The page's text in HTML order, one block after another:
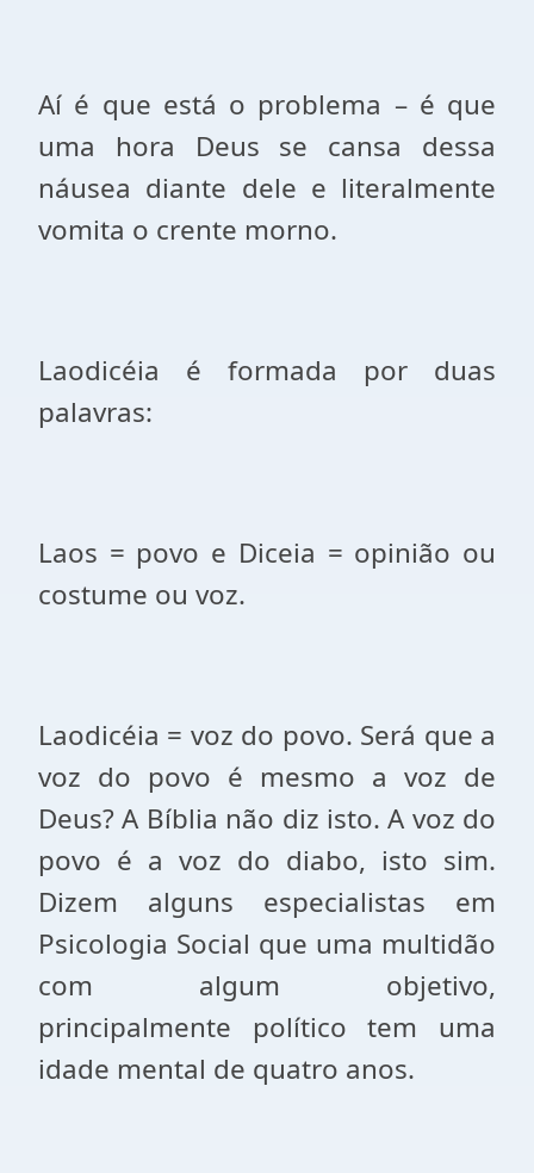
Aí é que está o problema – é que
uma hora Deus se cansa dessa
náusea diante dele e literalmente
vomita o crente morno.
Laodicéia é formada por duas
palavras:
Laos = povo e Diceia = opinião ou
costume ou voz.
Laodicéia = voz do povo. Será que a
voz do povo é mesmo a voz de
Deus? A Bíblia não diz isto. A voz do
povo é a voz do diabo, isto sim.
Dizem alguns especialistas em
Psicologia Social que uma multidão
com algum objetivo,
principalmente político tem uma
idade mental de quatro anos.